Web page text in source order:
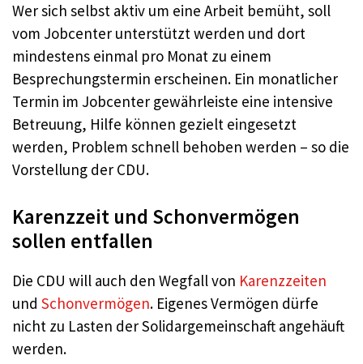
Wer sich selbst aktiv um eine Arbeit bemüht, soll
vom Jobcenter unterstützt werden und dort
mindestens einmal pro Monat zu einem
Besprechungstermin erscheinen. Ein monatlicher
Termin im Jobcenter gewährleiste eine intensive
Betreuung, Hilfe können gezielt eingesetzt
werden, Problem schnell behoben werden – so die
Vorstellung der CDU.
Karenzzeit und Schonvermögen
sollen entfallen
Die CDU will auch den Wegfall von Karenzzeiten
und Schonvermögen. Eigenes Vermögen dürfe
nicht zu Lasten der Solidargemeinschaft angehäuft
werden.